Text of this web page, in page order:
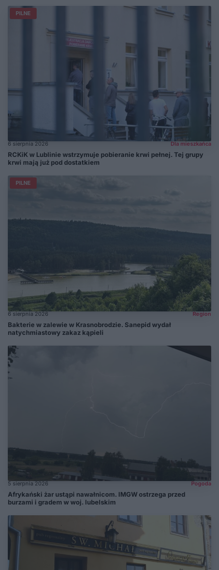
PILNE
6 sierpnia 2026 Dla mieszkańca
RCKiK w Lublinie wstrzymuje pobieranie krwi pełnej. Tej grupy
krwi mają już pod dostatkiem
PILNE
6 sierpnia 2026 Region
Bakterie w zalewie w Krasnobrodzie. Sanepid wydał
natychmiastowy zakaz kąpieli
5 sierpnia 2026 Pogoda
Afrykański żar ustąpi nawałnicom. IMGW ostrzega przed
burzami i gradem w woj. lubelskim